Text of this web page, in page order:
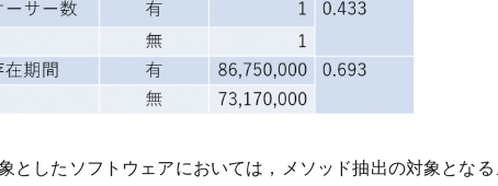
としたソフトウェアにおいては，メソッド抽出の対象となる